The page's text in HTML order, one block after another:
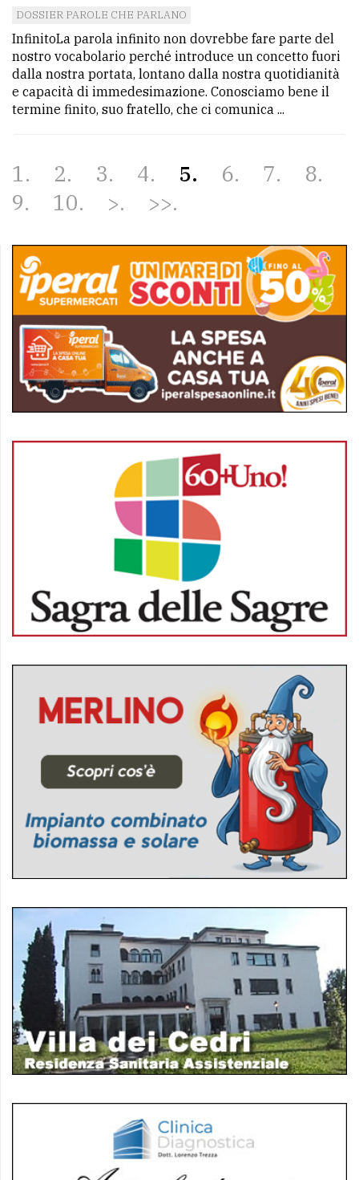
DOSSIER PAROLE CHE PARLANO
InfinitoLa parola infinito non dovrebbe fare parte del
nostro vocabolario perché introduce un concetto fuori
dalla nostra portata, lontano dalla nostra quotidianità
e capacità di immedesimazione. Conosciamo bene il
termine finito, suo fratello, che ci comunica ...
1 2 3 4 5 6 7
8
9
10 > >>